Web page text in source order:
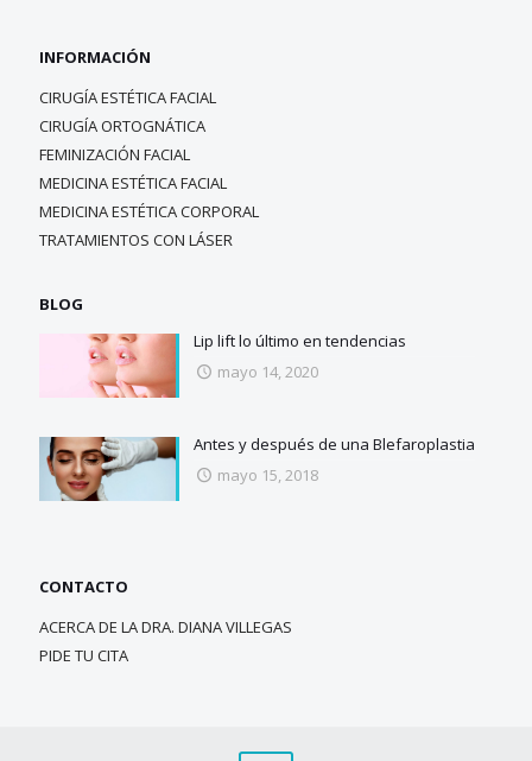
INFORMACIÓN
CIRUGÍA ESTÉTICA FACIAL
CIRUGÍA ORTOGNÁTICA
FEMINIZACIÓN FACIAL
MEDICINA ESTÉTICA FACIAL
MEDICINA ESTÉTICA CORPORAL
TRATAMIENTOS CON LÁSER
BLOG
Lip lift lo último en tendencias
mayo 14, 2020
Antes y después de una Blefaroplastia
mayo 15, 2018
CONTACTO
ACERCA DE LA DRA. DIANA VILLEGAS
PIDE TU CITA